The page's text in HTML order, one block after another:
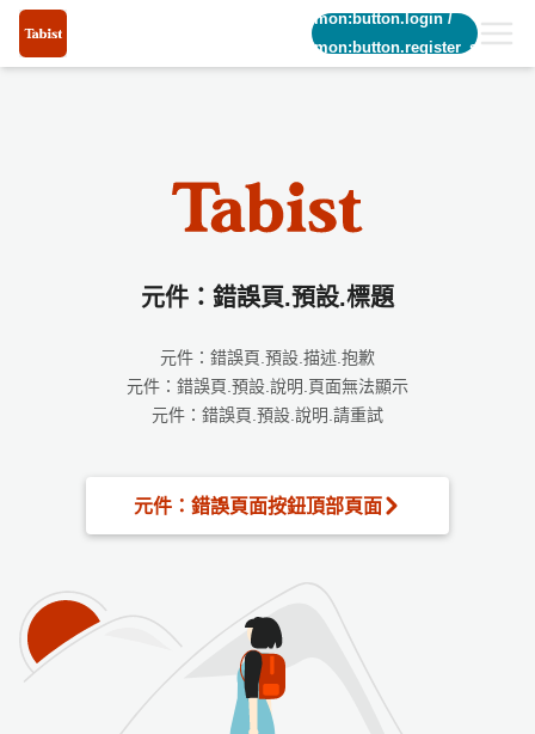
common:button.login/
common:button.register_short
元件：錯誤頁.預設.標題
元件：錯誤頁.預設.描述.抱歉
元件：錯誤頁.預設.說明.頁面無法顯示
元件：錯誤頁.預設.說明.請重試
元件：錯誤頁面按鈕頂部頁面